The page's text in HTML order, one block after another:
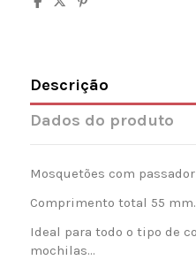
Descrição
Dados do produto
Mosquetões com
Comprimento total 55 mm.
Ideal para todo o tipo de
mochilas...